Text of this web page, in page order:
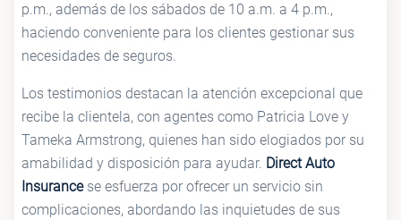
p.m., además de los sábados de 10 a.m. a 4 p.m.,
haciendo conveniente para los clientes gestionar sus
necesidades de seguros.
Los testimonios destacan la atención excepcional que
recibe la clientela, con agentes como Patricia Love y
Tameka Armstrong, quienes han sido elogiados por su
amabilidad y disposición para ayudar. Direct Auto
Insurancese esfuerza por ofrecer un servicio sin
complicaciones, abordando las inquietudes de sus